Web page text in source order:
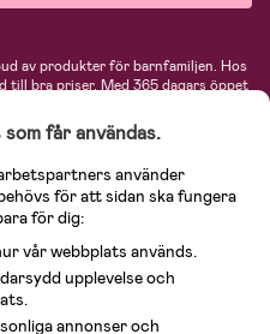
av produkter för barnfamiljen. Hos
till bra priser.Med 365 dagars öppet
bilstolar, kläder för barn och
inspirerande inredning, leksaker,
produkter från välkända
Jogger, BabyBjörn, Didriksons,
Cybex, LEGO och många fler.
barn- och babybutik på nätet!
får användas.
använder
för att sidan ska fungera
för dig:
vår webbplats används.
upplevelse och
annonser och